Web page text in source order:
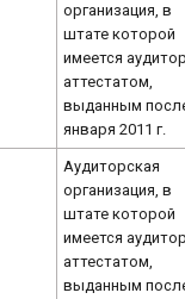
организация, в
штате которой
имеется
аттестатом,
выданным
января 2011 г.
Аудиторская
организация, в
штате которой
имеется
аттестатом,
выданным